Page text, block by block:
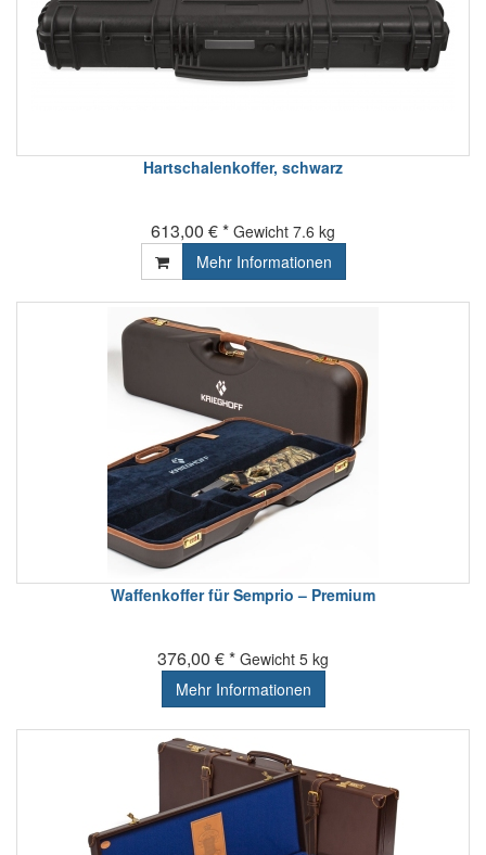
Hartschalenkoffer, schwarz
613,00 € * Gewicht 7.6 kg
Mehr Informationen
Waffenkoffer für Semprio – Premium
376,00 € * Gewicht 5 kg
Mehr Informationen